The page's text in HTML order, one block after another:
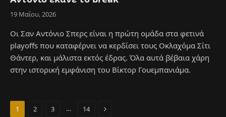
19 Μαΐου, 2026
Οι Σαν Αντόνιο Σπερς είναι η πρώτη ομάδα στα φετινά
playoffs που καταφέρνει να κερδίσει τους Οκλαχόμα Σίτι
Θάντερ, και μάλιστα εκτός έδρας. Όλα αυτά βέβαια χάρη
στην ιστορική εμφάνιση του Βίκτορ Γουεμπανιάμα.
1 2 3 … 14 Next